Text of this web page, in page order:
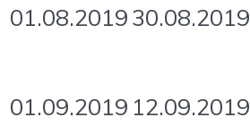
01.08.201930.08.2019
01.09.2019 12.09.2019